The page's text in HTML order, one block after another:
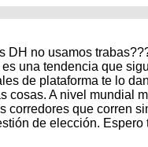
no usamos
una tendencia que
de plataforma te lo
cosas. A nivel mundial
corredores que corren
de elección. Espero